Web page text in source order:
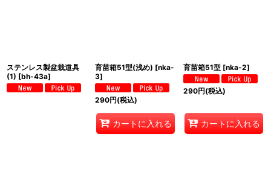
ステンレス製盆栽道具
(1) [bh-43a]
育苗箱51型(浅め) [nka-
3]
290円(税込)
カートに入れる
育苗箱51型 [nka-2]
290円(税込)
カートに入れる